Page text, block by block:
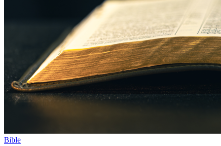
Bible